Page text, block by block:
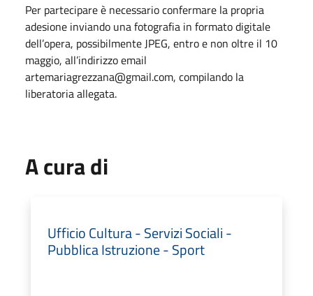
Per partecipare è necessario confermare la propria
adesione inviando una fotografia in formato digitale
dell’opera, possibilmente JPEG, entro e non oltre il 10
maggio, all’indirizzo email
artemariagrezzana@gmail.com, compilando la
liberatoria allegata.
A cura di
Ufficio Cultura - Servizi Sociali -
Pubblica Istruzione - Sport